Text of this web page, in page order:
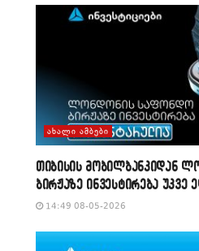
ᲐᲮᲐᲚᲘ ᲐᲛᲑᲔᲑᲘ
თიბისის მობილბანკიდან
ბირჟაზე ინვესტირება უკვე
14:49 08-05-2026